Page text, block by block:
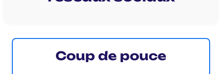
Coup de pouce